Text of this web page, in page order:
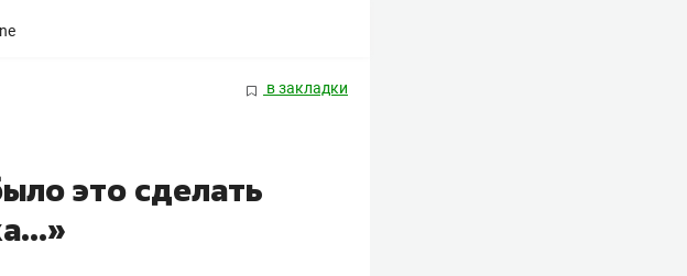
в закладки
это сделать